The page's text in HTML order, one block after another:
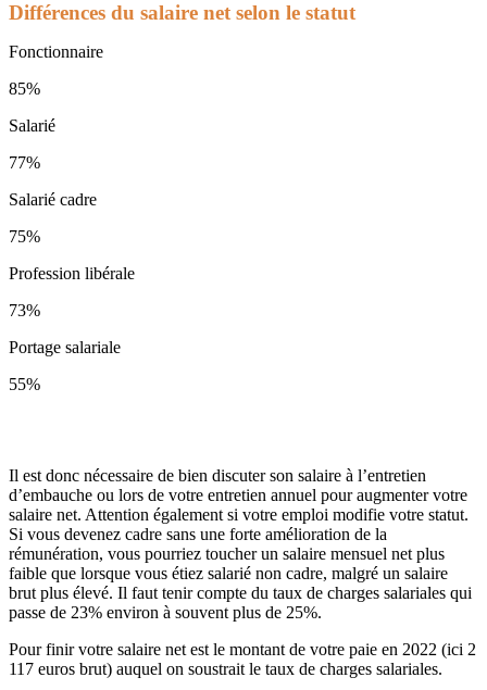
Différences du salaire net selon le statut
Fonctionnaire
85%
Salarié
77%
Salarié cadre
75%
Profession libérale
73%
Portage salariale
55%
Il est donc nécessaire de bien discuter son salaire à l’entretien
d’embauche ou lors de votre entretien annuel pour augmenter votre
salaire net. Attention également si votre emploi modifie votre statut.
Si vous devenez cadre sans une forte amélioration de la
rémunération, vous pourriez toucher un salaire mensuel net plus
faible que lorsque vous étiez salarié non cadre, malgré un salaire
brut plus élevé. Il faut tenir compte du taux de charges salariales qui
passe de 23% environ à souvent plus de 25%.
Pour finir votre salaire net est le montant de votre paie en 2022 (ici 2
117 euros brut) auquel on soustrait le taux de charges salariales.